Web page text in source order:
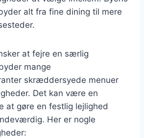
alt fra fine dining til mere
at fejre en særlig
mange
skræddersyede menuer
Det kan være en
at gøre en festlig lejlighed
Her er nogle